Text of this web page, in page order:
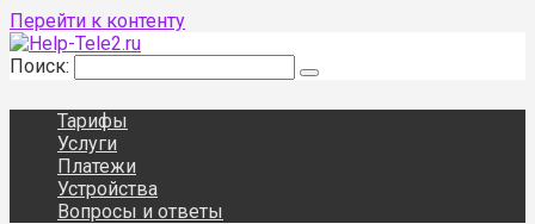
Перейти к контенту
Поиск:
Тарифы
Услуги
Платежи
Устройства
Вопросы и ответы